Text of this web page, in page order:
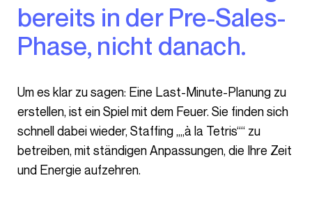
bereits in der Pre-Sales-
Phase, nicht danach.
Um es klar zu sagen: Eine Last-Minute-Planung zu
erstellen, ist ein Spiel mit dem Feuer. Sie finden sich
schnell dabei wieder, Staffing „„à la Tetris““ zu
betreiben, mit ständigen Anpassungen, die Ihre Zeit
und Energie aufzehren.